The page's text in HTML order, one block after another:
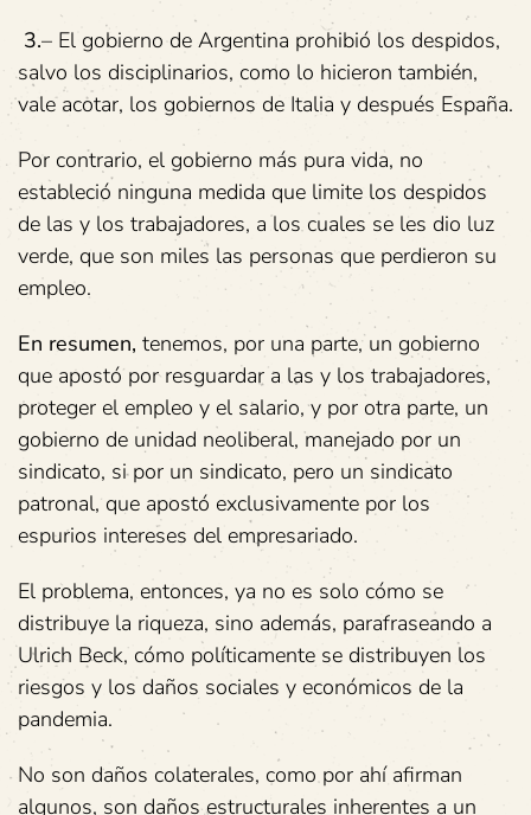
3.– El gobierno de Argentina prohibió los despidos,
salvo los disciplinarios, como lo hicieron también,
vale acotar, los gobiernos de Italia y después España.
Por contrario, el gobierno más pura vida, no
estableció ninguna medida que limite los despidos
de las y los trabajadores, a los cuales se les dio luz
verde, que son miles las personas que perdieron su
empleo.
En resumen, tenemos, por una parte, un gobierno
que apostó por resguardar a las y los trabajadores,
proteger el empleo y el salario, y por otra parte, un
gobierno de unidad neoliberal, manejado por un
sindicato, si por un sindicato, pero un sindicato
patronal, que apostó exclusivamente por los
espurios intereses del empresariado.
El problema, entonces, ya no es solo cómo se
distribuye la riqueza, sino además, parafraseando a
Ulrich Beck, cómo políticamente se distribuyen los
riesgos y los daños sociales y económicos de la
pandemia.
No son daños colaterales, como por ahí afirman
algunos, son daños estructurales inherentes a un